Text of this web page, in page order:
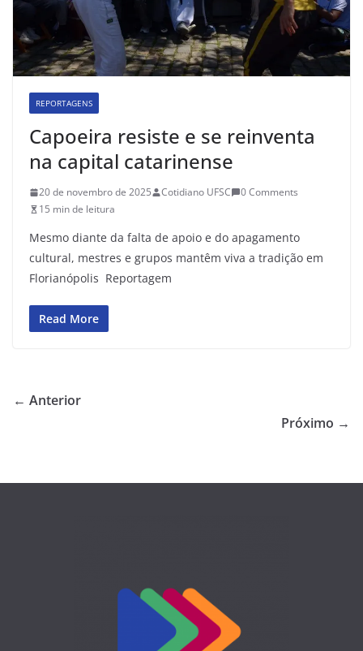
REPORTAGENS
Capoeira resiste e se reinventa
na capital catarinense
20 de novembro de 2025 Cotidiano UFSC
0 Comments
15 min de leitura
Mesmo diante da falta de apoio e do apagamento
cultural, mestres e grupos mantêm viva a tradição em
Florianópolis Reportagem
Read More
← Anterior
Próximo →